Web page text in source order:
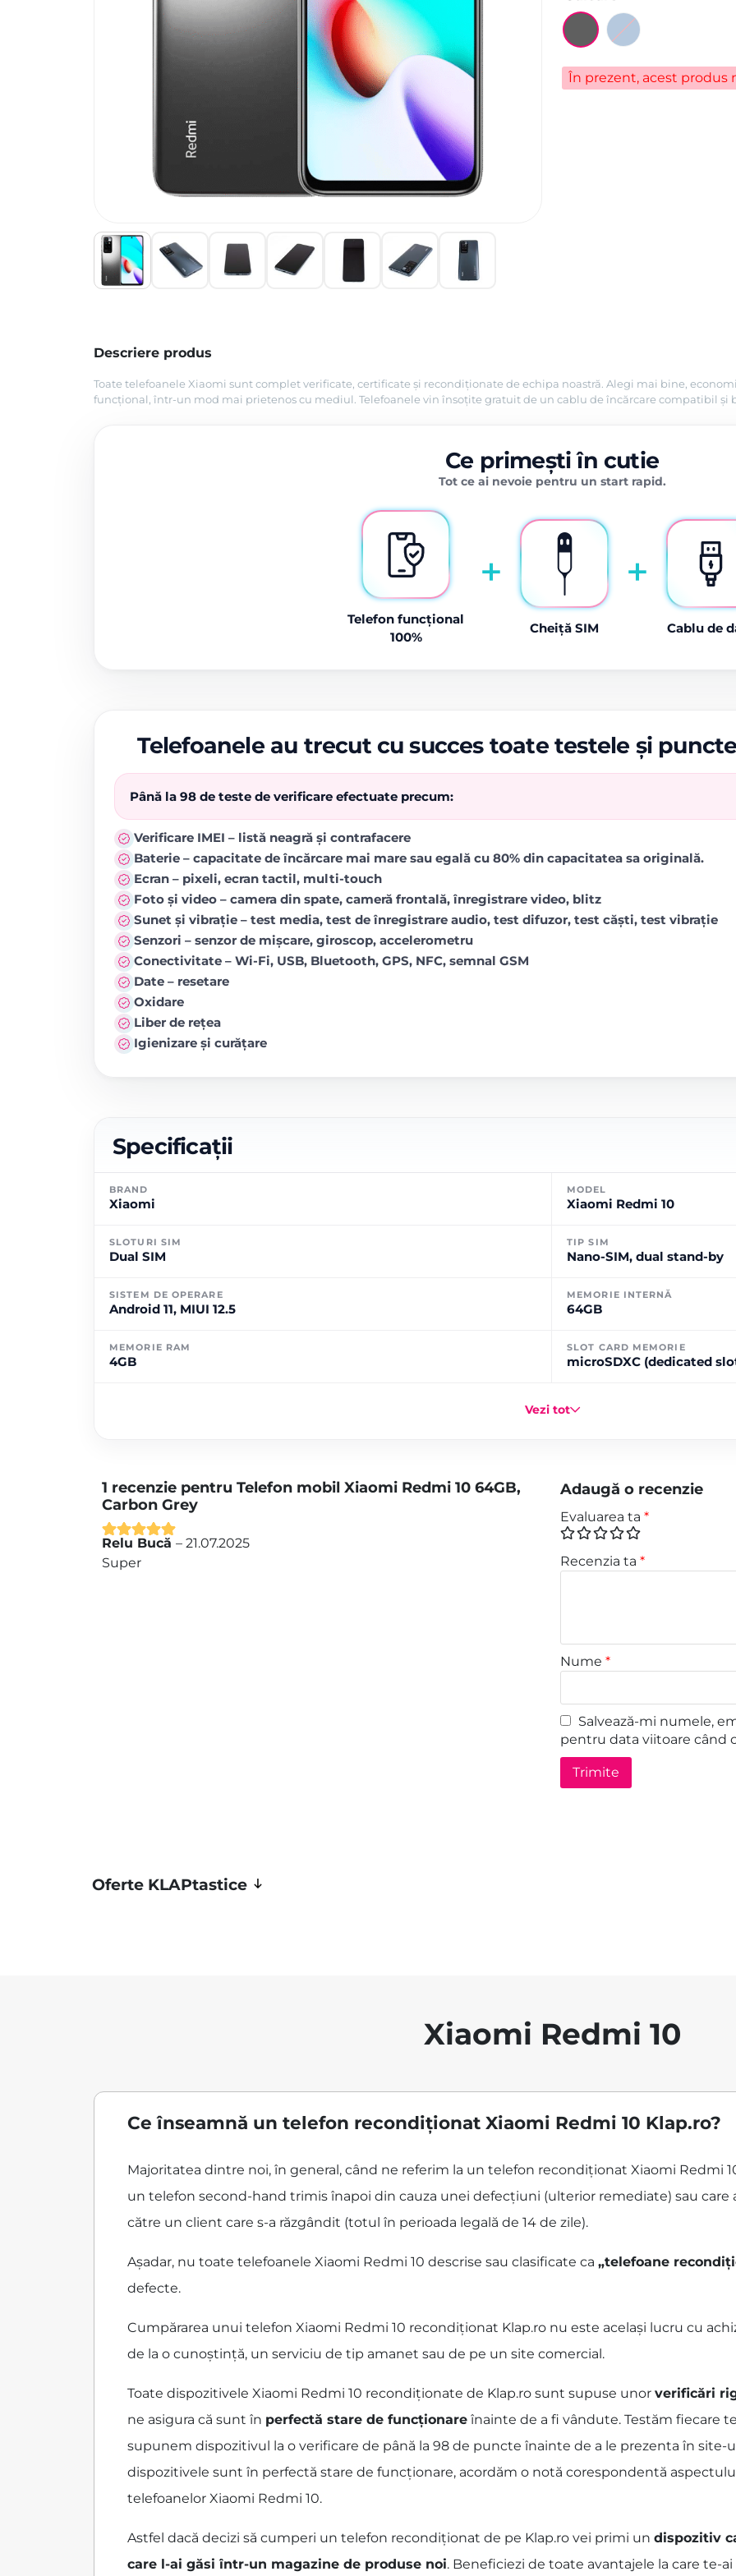
În prezent, acest produs
Descriere produs
Toate telefoanele Xiaomi sunt complet verificate, certificate și recondiționate de echipa noastră. Alegi mai bine,
funcțional, într-un mod mai prietenos cu mediul. Telefoanele vin însoțite gratuit de un cablu de încărcare compatibil și
Ce primești în cutie
Tot ce ai nevoie pentru un start rapid.
Telefon funcțional
100%
+
Cheiță SIM
+
Cablu de
Telefoanele au trecut cu succes toate testele și
Până la 98 de teste de verificare efectuate precum:
Verificare IMEI – listă neagră și contrafacere
Baterie – capacitate de încărcare mai mare sau egală cu 80% din capacitatea sa originală.
Ecran – pixeli, ecran tactil, multi-touch
Foto și video – camera din spate, cameră frontală, înregistrare video, blitz
Sunet și vibrație – test media, test de înregistrare audio, test difuzor, test căști, test vibrație
Senzori – senzor de mișcare, giroscop, accelerometru
Conectivitate – Wi-Fi, USB, Bluetooth, GPS, NFC, semnal GSM
Date – resetare
Oxidare
Liber de rețea
Igienizare și curățare
Specificații
BRAND
Xiaomi
MODEL
Xiaomi Redmi 10
SLOTURI SIM
Dual SIM
TIP SIM
Nano-SIM, dual stand-by
SISTEM DE OPERARE
Android 11, MIUI 12.5
MEMORIE INTERNĂ
64GB
MEMORIE RAM
4GB
SLOT CARD MEMORIE
microSDXC (dedicated
Vezi tot
1 recenzie pentru Telefon mobil Xiaomi Redmi 10 64GB,
Carbon Grey
Evaluat la5
din 5
Relu Bucă – 21.07.2025
Super
Adaugă o recenzie
Evaluarea ta *
Recenzia ta *
Nume *
Salvează-mi numele,
pentru data viitoare când
Oferte KLAPtastice
Xiaomi Redmi 10
Ce înseamnă un telefon recondiționat Xiaomi Redmi 10 Klap.ro?
Majoritatea dintre noi, în general, când ne referim la un telefon recondiționat Xiaomi Redmi
un telefon second-hand trimis înapoi din cauza unei defecțiuni (ulterior remediate) sau
către un client care s-a răzgândit (totul în perioada legală de 14 de zile).
Așadar, nu toate telefoanele Xiaomi Redmi 10 descrise sau clasificate ca „telefoane
defecte.
Cumpărarea unui telefon Xiaomi Redmi 10 recondiționat Klap.ro nu este același lucru cu
de la o cunoștință, un serviciu de tip amanet sau de pe un site comercial.
Toate dispozitivele Xiaomi Redmi 10 recondiționate de Klap.ro sunt supuse unor verificări
ne asigura că sunt în perfectă stare de funcționare înainte de a fi vândute. Testăm fiecare
supunem dispozitivul la o verificare de până la 98 de puncte înainte de a le prezenta în site-
dispozitivele sunt în perfectă stare de funcționare, acordăm o notă corespondentă
telefoanelor Xiaomi Redmi 10.
Astfel dacă decizi să cumperi un telefon recondiționat de pe Klap.ro vei primi un dispozitiv
care l-ai găsi într-un magazine de produse noi. Beneficiezi de toate avantajele la care te-